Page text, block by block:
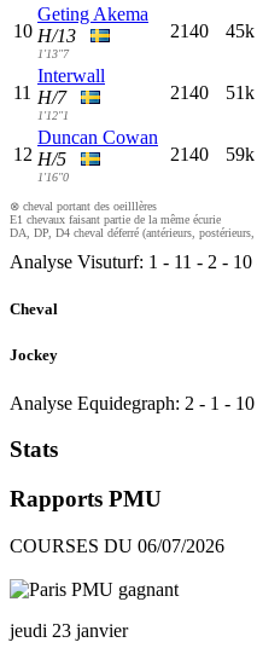
10
Geting Akema
H/13
1'13"7
2140 45k
11
Interwall
H/7
1'12"1
2140 51k
12
Duncan Cowan
H/5
1'16"0
2140 59k
⊗ cheval portant des oeilllères
E1 chevaux faisant partie de la même écurie
DA, DP, D4 cheval déferré (antérieurs,
Analyse Visuturf: 1 - 11 - 2 - 10
Cheval
Jockey
Analyse Equidegraph: 2 - 1 - 10
Stats
Rapports PMU
COURSES DU 06/07/2026
jeudi 23 janvier